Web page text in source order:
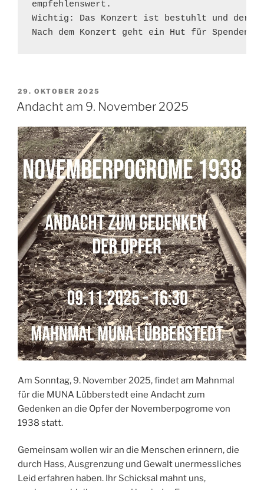
empfehlenswert.
Wichtig: Das Konzert ist bestuhlt und der
Nach dem Konzert geht ein Hut für Spenden
VERÖFFENTLICHT
AM
29. OKTOBER 2025
Andacht am 9. November 2025
Am Sonntag, 9. November 2025, findet am Mahnmal
für die MUNA Lübberstedt eine Andacht zum
Gedenken an die Opfer der Novemberpogrome von
1938 statt.
Gemeinsam wollen wir an die Menschen erinnern, die
durch Hass, Ausgrenzung und Gewalt unermessliches
Leid erfahren haben. Ihr Schicksal mahnt uns,